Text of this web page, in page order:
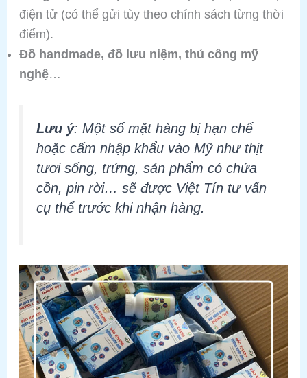
điện tử (có thể gửi tùy theo chính sách từng thời
điểm).
Đồ handmade, đồ lưu niệm, thủ công mỹ
nghệ…
Lưu ý: Một số mặt hàng bị hạn chế
hoặc cấm nhập khẩu vào Mỹ như thịt
tươi sống, trứng, sản phẩm có chứa
cồn, pin rời… sẽ được Việt Tín tư vấn
cụ thể trước khi nhận hàng.